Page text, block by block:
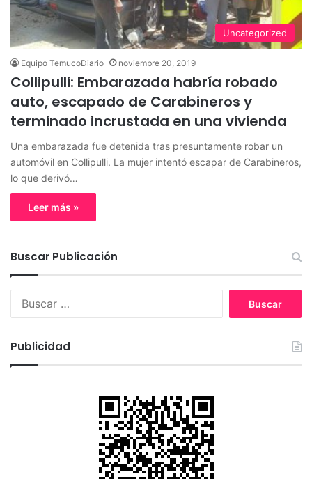
Uncategorized
Equipo TemucoDiario noviembre 20, 2019
Collipulli: Embarazada habría robado
auto, escapado de Carabineros y
terminado incrustada en una vivienda
Una embarazada fue detenida tras presuntamente robar un
automóvil en Collipulli. La mujer intentó escapar de Carabineros,
lo que derivó…
Leer más »
Buscar Publicación
Publicidad